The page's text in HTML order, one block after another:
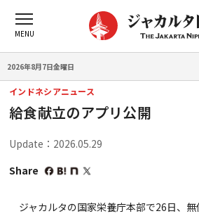
2026年8月7日金曜日
インドネシアニュース
給食献立のアプリ公開
Update：2026.05.29
Share
ジャカルタの国家栄養庁本部で26日、